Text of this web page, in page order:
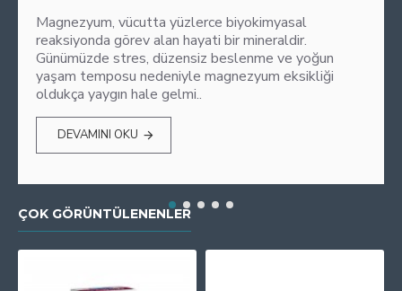
Magnezyum, vücutta yüzlerce biyokimyasal
reaksiyonda görev alan hayati bir mineraldir.
Günümüzde stres, düzensiz beslenme ve yoğun
yaşam temposu nedeniyle magnezyum eksikliği
oldukça yaygın hale gelmi..
DEVAMINI OKU
ÇOK GÖRÜNTÜLENENLER